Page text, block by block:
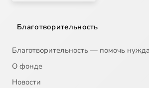
Благотворительность
Благотворительность — помочь
О фонде
Новости